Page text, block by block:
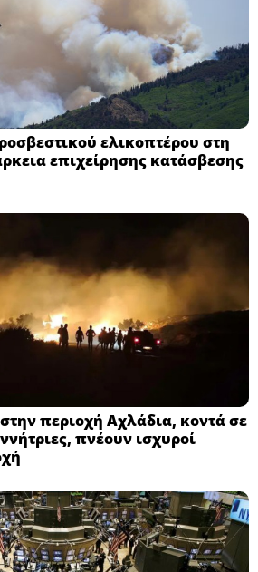
ελικοπτέρου στη
επιχείρησης κατάσβεσης
περιοχή Αχλάδια, κοντά σε
πνέουν ισχυροί